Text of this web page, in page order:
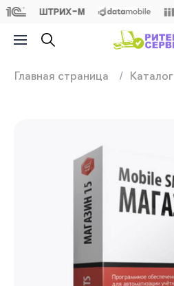
Главная страница Каталог